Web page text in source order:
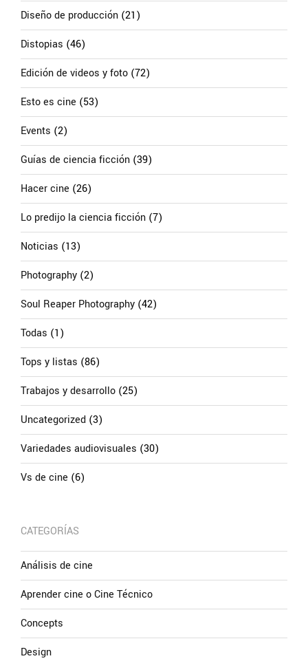
Diseño de producción (21)
Distopias (46)
Edición de videos y foto (72)
Esto es cine (53)
Events (2)
Guías de ciencia ficción (39)
Hacer cine (26)
Lo predijo la ciencia ficción (7)
Noticias (13)
Photography (2)
Soul Reaper Photography (42)
Todas (1)
Tops y listas (86)
Trabajos y desarrollo (25)
Uncategorized (3)
Variedades audiovisuales (30)
Vs de cine (6)
CATEGORÍAS
Análisis de cine
Aprender cine o Cine Técnico
Concepts
Design